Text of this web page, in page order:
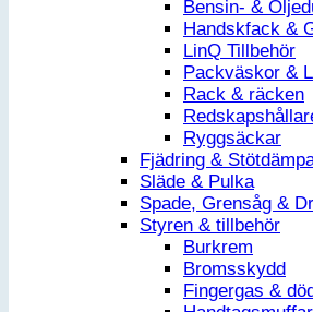
Bensin- &
Handskfack &
LinQ Tillbehör
Packväskor &
Rack & räcken
Ryggsäckar
Fjädring &
Släde & Pulka
Spade, Grensåg &
Styren & tillbehör
Burkrem
Bromsskydd
Fingergas &